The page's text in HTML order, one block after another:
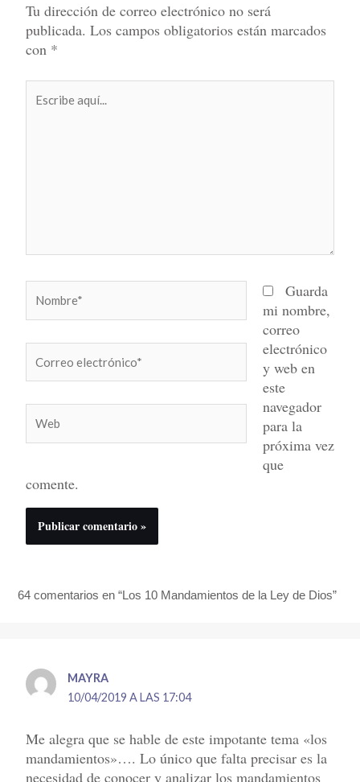
Tu dirección de correo electrónico no será
publicada. Los campos obligatorios están marcados
con *
aquí...
electrónico*
Guarda
mi nombre,
correo
electrónico
y web en
este
navegador
para la
próxima vez
que
comente.
64 comentarios en “Los 10 Mandamientos de la Ley de Dios”
MAYRA
10/04/2019 A LAS 17:04
Me alegra que se hable de este impotante tema «los
mandamientos»…. Lo único que falta precisar es la
necesidad de conocer y analizar los mandamientos